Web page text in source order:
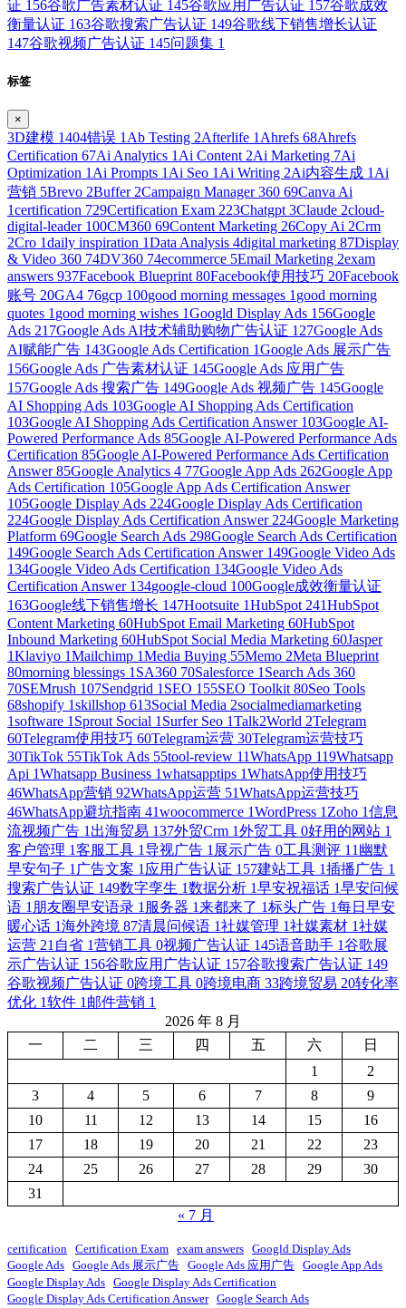
证 156谷歌广告素材认证 145谷歌应用广告认证 157谷歌成效
衡量认证 163谷歌搜索广告认证 149谷歌线下销售增长认证
147谷歌视频广告认证 145问题集 1
标签
×
3D建模 1404错误 1 Ab Testing 2Afterlife 1 Ahrefs 68Ahrefs
Certification 67Ai Analytics 1 Ai Content 2Ai Marketing 7Ai
Optimization 1 Ai Prompts 1 Ai Seo 1 Ai Writing 2Ai内容生成 1 Ai
营销 5Brevo 2Buffer 2Campaign Manager 360 69Canva Ai
1certification 729Certification Exam 223Chatgpt 3Claude 2cloud-
digital-leader 100CM360 69Content Marketing 26Copy Ai 2Crm
2Cro 1daily inspiration 1Data Analysis 4digital marketing 87Display
& Video 360 74DV360 74ecommerce 5Email Marketing 2exam
answers 937Facebook Blueprint 80Facebook使用技巧 20Facebook
账号 20GA4 76gcp 100good morning messages 1 good morning
quotes 1 good morning wishes 1Googld Display Ads 156Google
Ads 217Google Ads AI技术辅助购物广告认证 127Google Ads
AI赋能广告 143Google Ads Certification 1Google Ads 展示广告
156Google Ads 广告素材认证 145Google Ads 应用广告
157Google Ads 搜索广告 149Google Ads 视频广告 145Google
AI Shopping Ads 103Google AI Shopping Ads Certification
103Google AI Shopping Ads Certification Answer 103Google AI-
Powered Performance Ads 85Google AI-Powered Performance Ads
Certification 85Google AI-Powered Performance Ads Certification
Answer85Google Analytics 4 77Google App Ads 262Google App
Ads Certification 105Google App Ads Certification Answer
105Google Display Ads 224Google Display Ads Certification
224Google Display Ads Certification Answer 224Google Marketing
Platform 69Google Search Ads 298Google Search Ads Certification
149Google Search Ads Certification Answer 149Google Video Ads
134Google Video Ads Certification 134Google Video Ads
Certification Answer 134google-cloud 100Google成效衡量认证
163Google线下销售增长 147Hootsuite 1HubSpot 241HubSpot
Content Marketing 60HubSpot Email Marketing 60HubSpot
Inbound Marketing 60HubSpot Social Media Marketing 60Jasper
1Klaviyo 1Mailchimp 1Media Buying 55Memo 2Meta Blueprint
80morning blessings 1 SA360 70Salesforce 1 Search Ads 360
70SEMrush 107Sendgrid 1 SEO 155SEO Toolkit 80Seo Tools
68shopify 1skillshop 613Social Media 2socialmediamarketing
1software 1 Sprout Social 1 Surfer Seo 1Talk2World 2Telegram
60Telegram使用技巧 60Telegram运营 30Telegram运营技巧
30TikTok 55TikTok Ads 55tool-review 11WhatsApp 119Whatsapp
Api 1Whatsapp Business 1whatsapptips 1WhatsApp使用技巧
46WhatsApp营销 92WhatsApp运营 51WhatsApp运营技巧
46WhatsApp避坑指南 41woocommerce 1WordPress 1 Zoho 1信息
流视频广告 1 出海贸易 137外贸Crm 1外贸工具 0好用的网站 1
客户管理 1客服工具 1导视广告 1 展示广告 0工具测评 11 幽默
早安句子 1 广告文案 1 应用广告认证 157建站工具 1插播广告 1
搜索广告认证 149数字孪生 1数据分析 1早安祝福话 1早安问候
语 1 朋友圈早安语录 1 服务器 1来都来了 1标头广告 1每日早安
暖心话 1海外跨境 87清晨问候语 1社媒管理 1社媒素材 1社媒
运营 21 自省 1营销工具 0视频广告认证 145语音助手 1谷歌展
示广告认证 156谷歌应用广告认证 157谷歌搜索广告认证 149
谷歌视频广告认证 0跨境工具 0跨境电商 33跨境贸易 20转化率
优化 1软件 1 邮件营销 1
2026 年 8 月
一
二 三 四 五 六
日
1
2
3
4 5 6 7 8
9
10
11 12 13 14 15
16
17
18 19 20 21 22
23
24
25 26 27 28 29
30
31
« 7 月
certification Certification Exam exam answers Googld Display Ads
Google Ads Google Ads 展示广告 Google Ads 应用广告 Google App Ads
Google Display Ads Google Display Ads Certification
Google Display Ads Certification Answer Google Search Ads